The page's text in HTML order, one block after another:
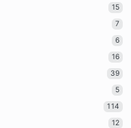
15
7
6
16
39
5
114
12